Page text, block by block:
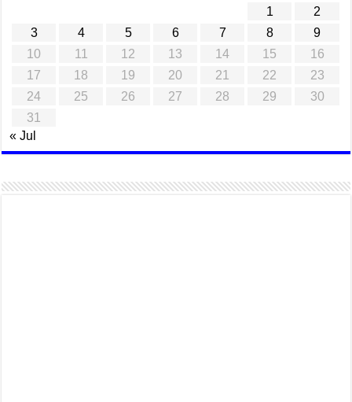
1
2
3
4 5 6 7 8
9
10
11 12 13 14 15
16
17
18 19 20 21 22
23
24
25 26 27 28 29
30
31
« Jul